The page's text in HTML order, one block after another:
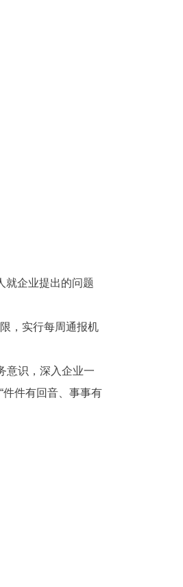
就企业提出的问题
，实行每周通报机
意识，深入企业一
件有回音、事事有